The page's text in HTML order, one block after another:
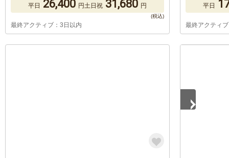
平日 26,400 円土日祝 31,680 円
最終アクティブ：3日以内
平日
最終アクティ